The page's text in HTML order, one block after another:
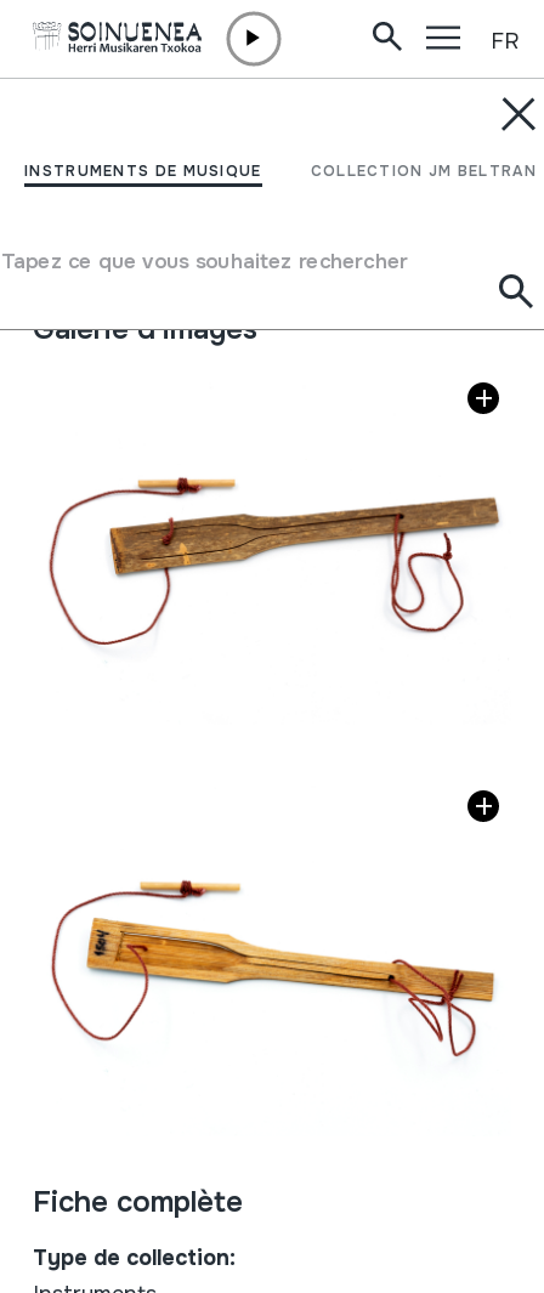
INSTRUMENTS DE MUSIQUE COLLECTION JM BELTRAN
Tapez ce que vous souhaitez rechercher
FR
MUKKURI
Type d'instrument de musique
Idiophones
Galerie d'images
Fiche complète
Type de collection: